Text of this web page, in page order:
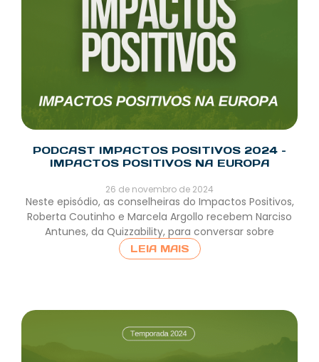
PODCAST IMPACTOS POSITIVOS 2024 –
IMPACTOS POSITIVOS NA EUROPA
26 de novembro de 2024
Neste episódio, as conselheiras do Impactos Positivos,
Roberta Coutinho e Marcela Argollo recebem Narciso
Antunes, da Quizzability, para conversar sobre
LEIA MAIS